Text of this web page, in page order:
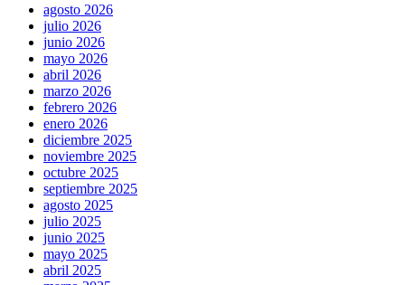
agosto 2026
julio 2026
junio 2026
mayo 2026
abril 2026
marzo 2026
febrero 2026
enero 2026
diciembre 2025
noviembre 2025
octubre 2025
septiembre 2025
agosto 2025
julio 2025
junio 2025
mayo 2025
abril 2025